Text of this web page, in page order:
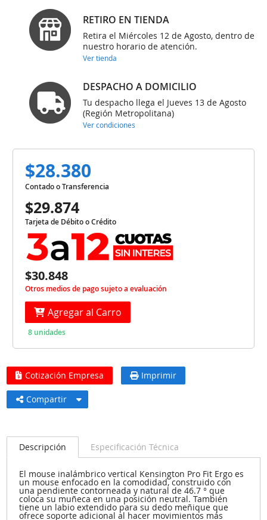
RETIRO EN TIENDA
Retira el Miércoles 12 de Agosto, dentro de
nuestro horario de atención.
Ver tienda
DESPACHO A DOMICILIO
Tu despacho llega el Jueves 13 de Agosto
(Región Metropolitana)
Ver condiciones
$28.380
Contado o Transferencia
$29.874
Tarjeta de Débito o Crédito
$30.848
Otros medios de pago sujeto a evaluación
Agregar al Carro
8 unidades
Cotización Empresa Imprimir
Compartir
Descripción Especificación Técnica
El mouse inalámbrico vertical Kensington Pro Fit Ergo es
un mouse enfocado en la comodidad, construido con
una pendiente contorneada y natural de 46.7 ° que
coloca su muñeca en una posición neutral. También
tiene un labio extendido para su dedo meñique que
ofrece soporte adicional al hacer movimientos más